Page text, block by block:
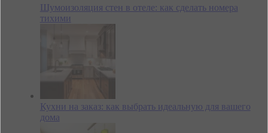
Шумоизоляция стен в отеле: как сделать номера
тихими
Кухни на заказ: как выбрать идеальную для вашего
дома